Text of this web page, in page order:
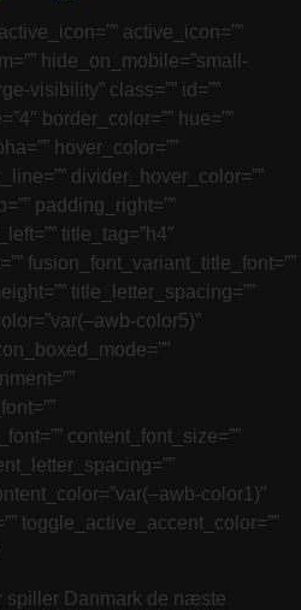
active_icon=””
hide_on_mobile=”small-
visibility” class=”” id=””
border_color=”” hue=””
hover_color=””
divider_hover_color=””
padding_right=””
title_tag=”h4″
fusion_font_variant_title_font=””
title_letter_spacing=””
color5)”
content_font_size=””
color1)”
toggle_active_accent_color=””
spiller Danmark de næste